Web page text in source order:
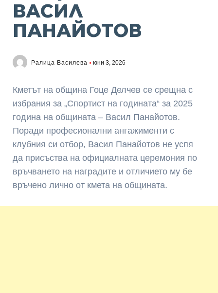
ВАСИЛ
ПАНАЙОТОВ
Ралица Василева юни 3, 2026
Кметът на община Гоце Делчев се срещна с
избрания за „Спортист на годината“ за 2025
година на общината – Васил Панайотов.
Поради професионални ангажименти с
клубния си отбор, Васил Панайотов не успя
да присъства на официалната церемония по
връчването на наградите и отличието му бе
връчено лично от кмета на общината.